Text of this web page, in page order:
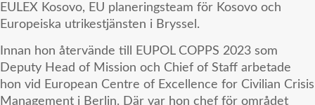
EULEX Kosovo, EU planeringsteam för Kosovo och
Europeiska utrikestjänsten i Bryssel.
Innan hon återvände till EUPOL COPPS 2023 som
Deputy Head of Mission och Chief of Staff arbetade
hon vid European Centre of Excellence for Civilian Crisis
Management i Berlin. Där var hon chef för området